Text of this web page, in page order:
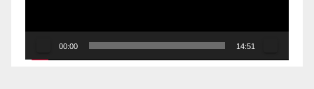
00:00 14:51